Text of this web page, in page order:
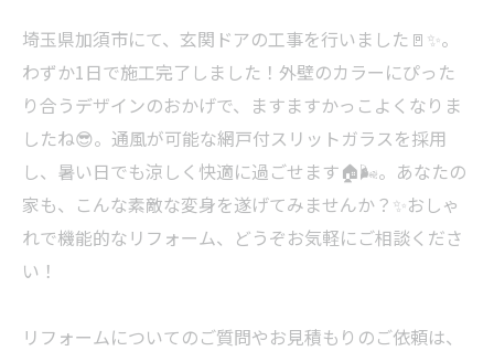
埼玉県加須市にて、玄関ドアの工事を行いました🚪✨。
わずか1日で施工完了しました！外壁のカラーにぴった
り合うデザインのおかげで、ますますかっこよくなりま
したね😎。通風が可能な網戸付スリットガラスを採用
し、暑い日でも涼しく快適に過ごせます🏠🌬️。あなたの
家も、こんな素敵な変身を遂げてみませんか？✨おしゃ
れで機能的なリフォーム、どうぞお気軽にご相談くださ
い！
リフォームについてのご質問やお見積もりのご依頼は、